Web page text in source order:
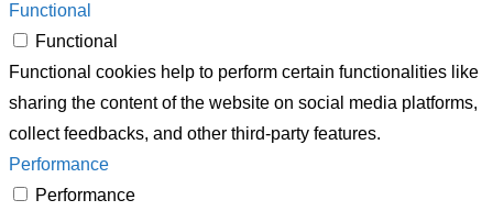
Functional
Functional
Functional cookies help to perform certain functionalities like
sharing the content of the website on social media platforms,
collect feedbacks, and other third-party features.
Performance
Performance